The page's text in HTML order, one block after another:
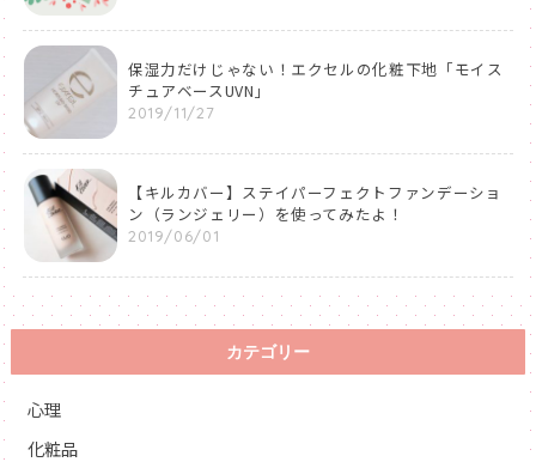
保湿力だけじゃない！エクセルの化粧下地「モイス
チュアベースUVN」
2019/11/27
【キルカバー】ステイパーフェクトファンデーショ
ン（ランジェリー）を使ってみたよ！
2019/06/01
カテゴリー
心理
化粧品